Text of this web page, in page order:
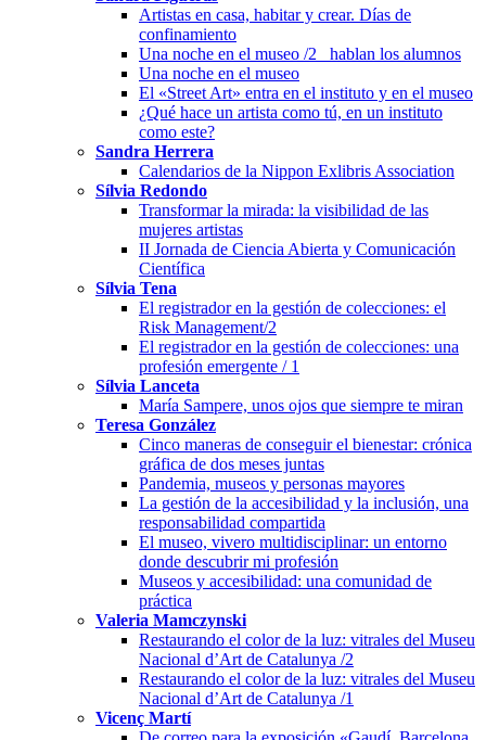
Artistas en casa, habitar y crear. Días de
confinamiento
Una noche en el museo /2_ hablan los alumnos
Una noche en el museo
El «Street Art» entra en el instituto y en el museo
¿Qué hace un artista como tú, en un instituto
como este?
Sandra Herrera
Calendarios de la Nippon Exlibris Association
Sílvia Redondo
Transformar la mirada: la visibilidad de las
mujeres artistas
II Jornada de Ciencia Abierta y Comunicación
Científica
Sílvia Tena
El registrador en la gestión de colecciones: el
Risk Management/2
El registrador en la gestión de colecciones: una
profesión emergente / 1
Sílvia Lanceta
María Sampere, unos ojos que siempre te miran
Teresa González
Cinco maneras de conseguir el bienestar: crónica
gráfica de dos meses juntas
Pandemia, museos y personas mayores
La gestión de la accesibilidad y la inclusión, una
responsabilidad compartida
El museo, vivero multidisciplinar: un entorno
donde descubrir mi profesión
Museos y accesibilidad: una comunidad de
práctica
Valeria Mamczynski
Restaurando el color de la luz: vitrales del Museu
Nacional d’Art de Catalunya /2
Restaurando el color de la luz: vitrales del Museu
Nacional d’Art de Catalunya /1
Vicenç Martí